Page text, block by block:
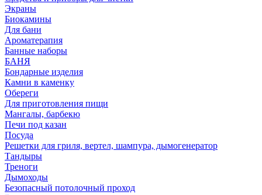
Экраны
Биокамины
Для бани
Ароматерапия
Банные наборы
БАНЯ
Бондарные изделия
Камни в каменку
Обереги
Для приготовления пищи
Мангалы, барбекю
Печи под казан
Посуда
Решетки для гриля, вертел, шампура, дымогенератор
Тандыры
Треноги
Дымоходы
Безопасный потолочный проход